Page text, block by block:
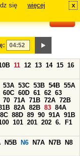
się
więcej x
11 12 13 14 15 16
53A 53C 53B 54B 55A
60C 60D 61 62 63
70 71A 71B 72A 72B
82A 82B 83 84A
88D 89 90 91A 91B
101 201 202 6.
F1
N5B N6 N7A N7B
N8